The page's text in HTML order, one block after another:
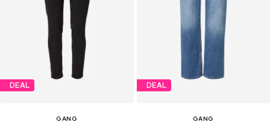
DEAL
GANG
DEAL
GANG